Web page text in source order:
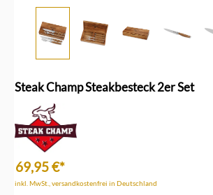
Steak Champ Steakbesteck 2er Set
69,95 €*
inkl. MwSt., versandkostenfrei in Deutschland